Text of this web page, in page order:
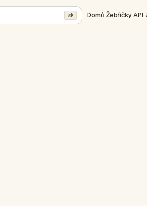
⌘K Domů Žebříčky API